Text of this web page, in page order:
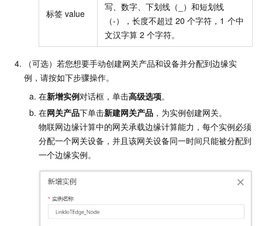
标签 value
写、数字、下划线（_）和短划线
（-），长度不超过 20 个字符，1 个中
文汉字算 2 个字符。
（可选）若您想要手动创建网关产品和设备并分配到边缘实
例，请按如下步骤操作。
在新增实例对话框，单击高级选项。
在网关产品下单击新建网关产品 ，为实例创建网关。
物联网边缘计算中的网关承载边缘计算能力，每个实例必须
分配一个网关设备，并且该网关设备同一时间只能被分配到
一个边缘实例。